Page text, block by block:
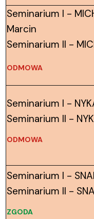
Seminarium I -
Seminarium II -
ODMOWA
Seminarium I -
Seminarium II -
ODMOWA
Seminarium I -
Seminarium II -
ZGODA